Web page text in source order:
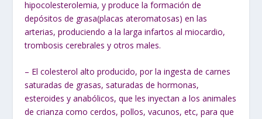
hipocolesterolemia, y produce la formación de
depósitos de grasa(placas ateromatosas) en las
arterias, produciendo a la larga infartos al miocardio,
trombosis cerebrales y otros males.
– El colesterol alto producido, por la ingesta de carnes
saturadas de grasas, saturadas de hormonas,
esteroides y anabólicos, que les inyectan a los animales
de crianza como cerdos, pollos, vacunos, etc, para que